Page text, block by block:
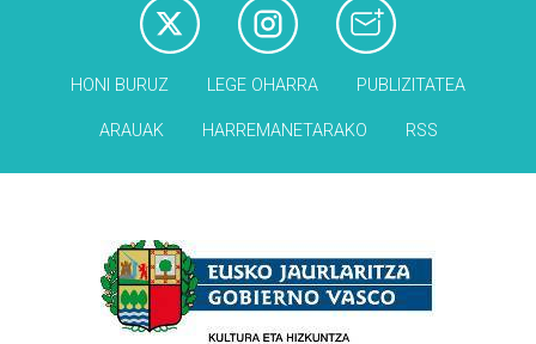
HONI BURUZ LEGE OHARRA PUBLIZITATEA
ARAUAK HARREMANETARAKO RSS